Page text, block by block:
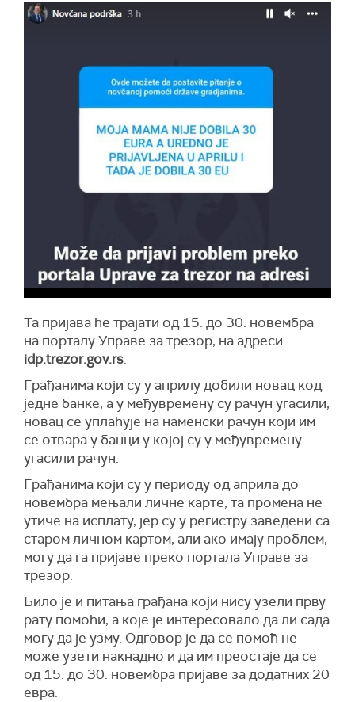
Та пријава ће трајати од 15. до 30. новембра
на порталу Управе за трезор, на адреси
idp.trezor.gov.rs.
Грађанима који су у априлу добили новац код
једне банке, а у међувремену су рачун угасили,
новац се уплаћује на наменски рачун који им
се отвара у банци у којој су у међувремену
угасили рачун.
Грађанима који су у периоду од априла до
новембра мењали личне карте, та промена не
утиче на исплату, јер су у регистру заведени са
старом личном картом, али ако имају проблем,
могу да га пријаве преко портала Управе за
трезор.
Било је и питања грађана који нису узели прву
рату помоћи, а које је интересовало да ли сада
могу да је узму. Одговор је да се помоћ не
може узети накнадно и да им преостаје да се
од 15. до 30. новембра пријаве за додатних 20
евра.